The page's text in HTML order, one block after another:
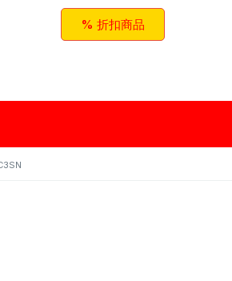
% 折扣商品